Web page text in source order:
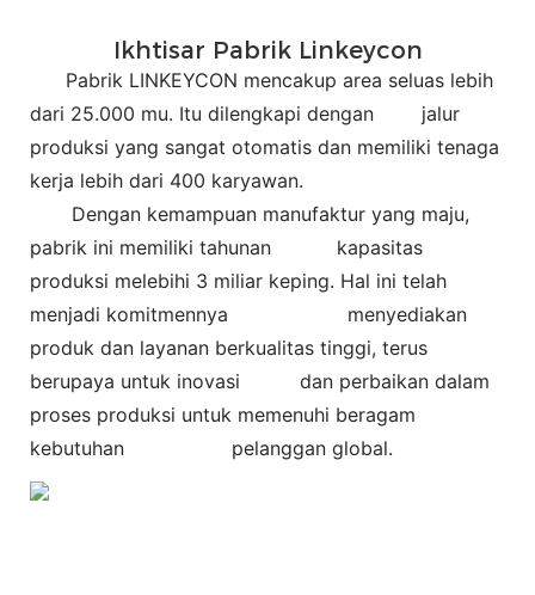
Ikhtisar Pabrik Linkeycon
Pabrik LINKEYCON mencakup area seluas lebih
dari 25.000 mu. Itu dilengkapi dengan
jalur
produksi yang sangat otomatis dan memiliki tenaga
kerja lebih dari 400 karyawan.
Dengan kemampuan manufaktur yang maju,
pabrik ini memiliki tahunan
kapasitas
produksi melebihi 3 miliar keping. Hal ini telah
menjadi komitmennya
menyediakan
produk dan layanan berkualitas tinggi, terus
berupaya untuk inovasi dan perbaikan dalam
proses produksi untuk memenuhi beragam
kebutuhan pelanggan global.